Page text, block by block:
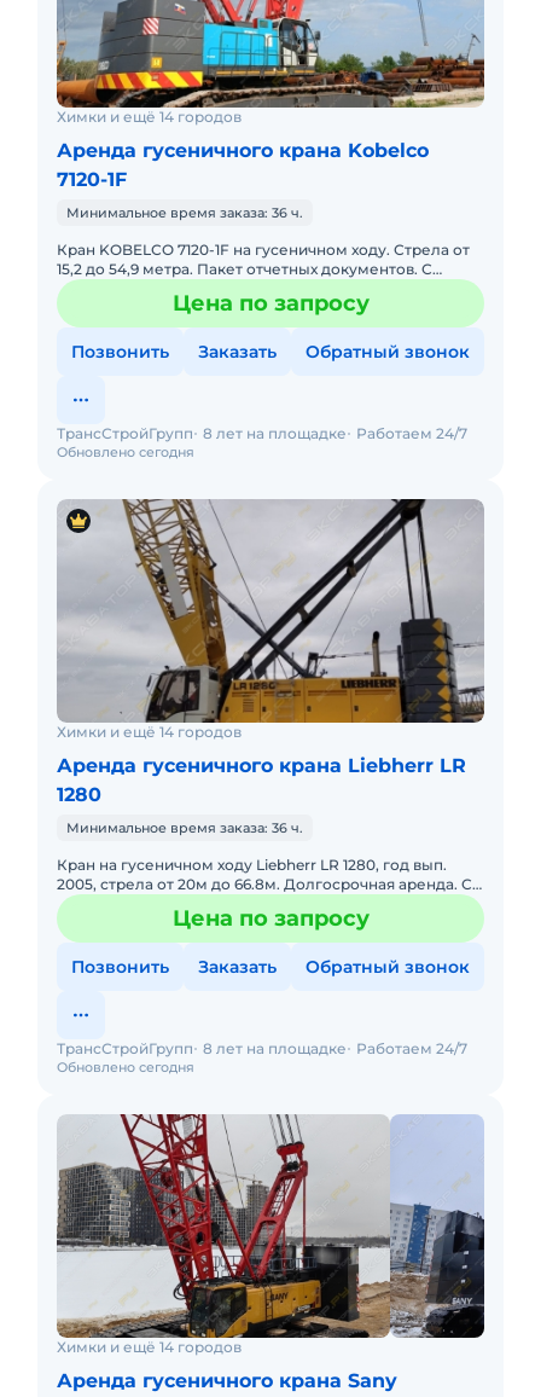
Химки и ещё 14 городов
Аренда гусеничного крана Kobelco
7120-1F
Минимальное время заказа: 36 ч.
Кран KOBELСO 7120-1F на гусеничном ходу. Стрела от
15,2 до 54,9 метра. Пакет отчетных документов. С
оператором. Долгосрочная аренда. Опытный экипаж.
Собственник
Цена по запросу
Позвонить Заказать Обратный звонок
Обновлено сегодня
ТрансСтройГрупп 8 лет на площадке Работаем 24/7
Химки и ещё 14 городов
Аренда гусеничного крана Liebherr LR
1280
Минимальное время заказа: 36 ч.
Кран на гусеничном ходу Liebherr LR 1280, год вып.
2005, стрела от 20м до 66.8м. Долгосрочная аренда. С
оператором. Топливо включено в стоимость. Пакет
отчетных
Цена по запросу
Позвонить Заказать Обратный звонок
Обновлено сегодня
ТрансСтройГрупп 8 лет на площадке Работаем 24/7
Химки и ещё 14 городов
Аренда гусеничного крана Sany